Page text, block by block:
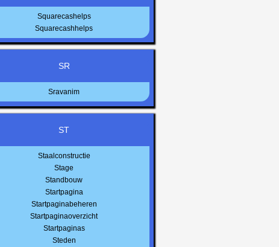
Squarecashelps
Squarecashhelps
SR
Sravanim
ST
Staalconstructie
Stage
Standbouw
Startpagina
Startpaginabeheren
Startpaginaoverzicht
Startpaginas
Steden